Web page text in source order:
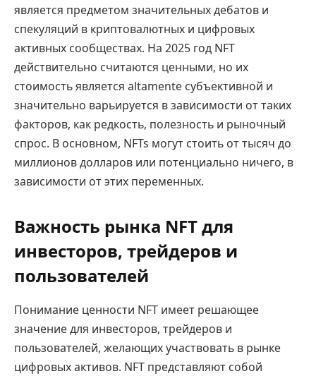
является предметом значительных дебатов и
спекуляций в криптовалютных и цифровых
активных сообществах. На 2025 год NFT
действительно считаются ценными, но их
стоимость является altamente субъективной и
значительно варьируется в зависимости от таких
факторов, как редкость, полезность и рыночный
спрос. В основном, NFTs могут стоить от тысяч до
миллионов долларов или потенциально ничего, в
зависимости от этих переменных.
Важность рынка NFT для
инвесторов, трейдеров и
пользователей
Понимание ценности NFT имеет решающее
значение для инвесторов, трейдеров и
пользователей, желающих участвовать в рынке
цифровых активов. NFT представляют собой